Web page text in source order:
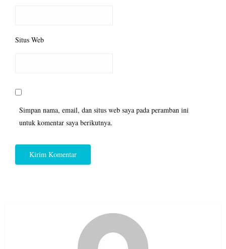
Situs Web
Simpan nama, email, dan situs web saya pada peramban ini
untuk komentar saya berikutnya.